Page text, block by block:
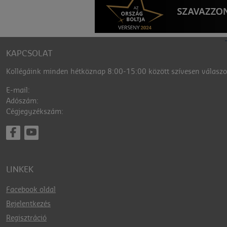
KAPCSOLAT
Kollégáink minden hétköznap 8:00-15:00 között szívesen
E-mail:
Adószám:
Cégjegyzékszám:
LINKEK
Facebook oldal
Bejelentkezés
Regisztráció